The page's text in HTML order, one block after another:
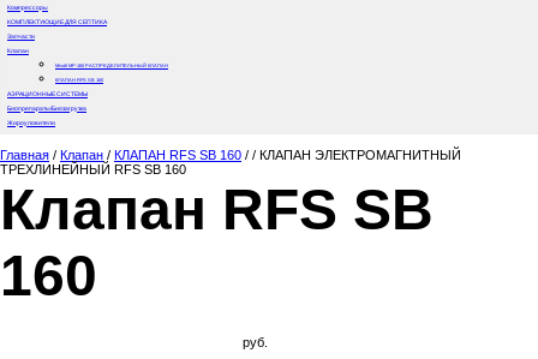
Компрессоры
КОМПЛЕКТУЮЩИЕ ДЛЯ СЕПТИКА
Запчасти
Клапан
Mivalt MP-160 РАСПРЕДЕЛИТЕЛЬНЫЙ КЛАПАН
КЛАПАН RFS SB 160
АЭРАЦИОННЫЕ СИСТЕМЫ
Биопрепараты/Биозагрузка
Жироуловители
Главная / Клапан / КЛАПАН RFS SB 160 / / КЛАПАН ЭЛЕКТРОМАГНИТНЫЙ
ТРЕХЛИНЕЙНЫЙ RFS SB 160
Клапан RFS SB
160
руб.